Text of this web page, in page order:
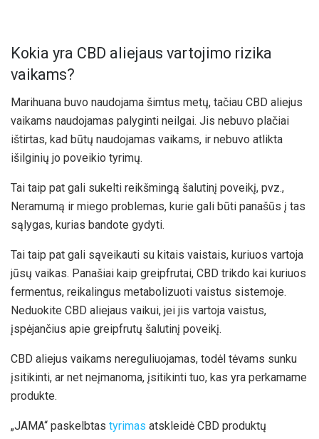
Kokia yra CBD aliejaus vartojimo rizika
vaikams?
Marihuana buvo naudojama šimtus metų, tačiau CBD aliejus
vaikams naudojamas palyginti neilgai. Jis nebuvo plačiai
ištirtas, kad būtų naudojamas vaikams, ir nebuvo atlikta
išilginių jo poveikio tyrimų.
Tai taip pat gali sukelti reikšmingą šalutinį poveikį, pvz.,
Neramumą ir miego problemas, kurie gali būti panašūs į tas
sąlygas, kurias bandote gydyti.
Tai taip pat gali sąveikauti su kitais vaistais, kuriuos vartoja
jūsų vaikas. Panašiai kaip greipfrutai, CBD trikdo kai kuriuos
fermentus, reikalingus metabolizuoti vaistus sistemoje.
Neduokite CBD aliejaus vaikui, jei jis vartoja vaistus,
įspėjančius apie greipfrutų šalutinį poveikį.
CBD aliejus vaikams nereguliuojamas, todėl tėvams sunku
įsitikinti, ar net neįmanoma, įsitikinti tuo, kas yra perkamame
produkte.
„JAMA“ paskelbtas tyrimas atskleidė CBD produktų